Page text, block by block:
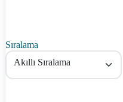
Sıralama
Akıllı Sıralama